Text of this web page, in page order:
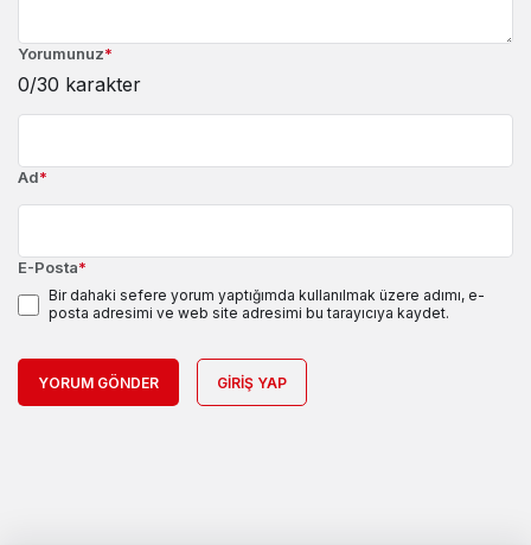
Yorumunuz*
0/30 karakter
Ad*
E-Posta*
Bir dahaki sefere yorum yaptığımda kullanılmak üzere adımı, e-
posta adresimi ve web site adresimi bu tarayıcıya kaydet.
YORUM GÖNDER GIRIŞ YAP